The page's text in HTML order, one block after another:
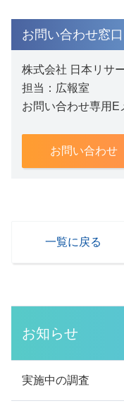
お問い合わせ窓口
株式会社 日本リサ
担当：広報室
お問い合わせ専用
お問い合わせ
一覧に戻る
お知らせ
実施中の調査